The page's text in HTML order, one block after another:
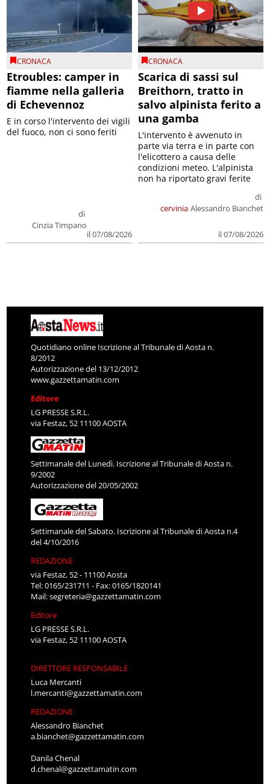
CRONACA
Etroubles: camper in
fiamme nella galleria
di Echevennoz
di
Cinzia Timpano
il 07/08/2026
E in corso l'intervento dei vigili
del fuoco, non ci sono feriti
CRONACA
Scarica di sassi sul
Breithorn, tratto in
salvo alpinista ferito a
una gamba
cervinia
di
Alessandro Bianchet
il 07/08/2026
L'intervento è avvenuto in
parte via terra e in parte con
l'elicottero a causa delle
condizioni meteo. L'alpinista
non ha riportato gravi ferite
Quotidiano online Iscrizione al Tribunale di Aosta n.
8/2012
Autorizzazione del 13/12/2012
www.gazzettamatin.com
Editore
LG PRESSE S.R.L.
via Festaz, 52 11100 AOSTA
Settimanale del Lunedì. Iscrizione al Tribunale di Aosta n.
9/2002
Autorizzazione del 20/05/2002
Settimanale del Sabato. Iscrizione al Tribunale di Aosta n.4
del 4/10/2016
REDAZIONE
via Festaz, 52 - 11100 Aosta
Tel: 0165/231711 - Fax: 0165/1820141
Mail:segreteria@gazzettamatin.com
Editore
LG PRESSE S.R.L.
via Festaz, 52 11100 AOSTA
DIRETTORE RESPONSABILE
Luca Mercanti
l.mercanti@gazzettamatin.com
REDAZIONE
Alessandro Bianchet
a.bianchet@gazzettamatin.com
Danila Chenal
d.chenal@gazzettamatin.com